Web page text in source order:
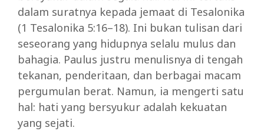
dalam suratnya kepada jemaat di Tesalonika
(1 Tesalonika 5:16–18). Ini bukan tulisan dari
seseorang yang hidupnya selalu mulus dan
bahagia. Paulus justru menulisnya di tengah
tekanan, penderitaan, dan berbagai macam
pergumulan berat. Namun, ia mengerti satu
hal: hati yang bersyukur adalah kekuatan
yang sejati.